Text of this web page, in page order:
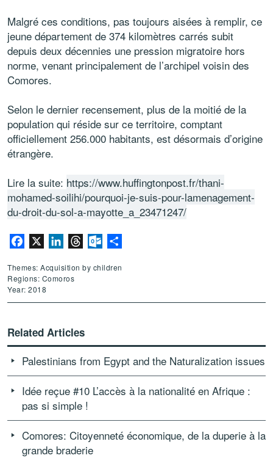
Malgré ces conditions, pas toujours aisées à remplir, ce
jeune département de 374 kilomètres carrés subit
depuis deux décennies une pression migratoire hors
norme, venant principalement de l’archipel voisin des
Comores.
Selon le dernier recensement, plus de la moitié de la
population qui réside sur ce territoire, comptant
officiellement 256.000 habitants, est désormais d’origine
étrangère.
Lire la suite: https://www.huffingtonpost.fr/thani-
mohamed-soilihi/pourquoi-je-suis-pour-lamenagement-
du-droit-du-sol-a-mayotte_a_23471247/
Facebook LinkedInThreadsOutlook.com
Themes: Acquisition by children
Regions: Comoros
Year: 2018
Related Articles
Palestinians from Egypt and the Naturalization issues
Idée reçue #10 L’accès à la nationalité en Afrique :
pas si simple !
Comores: Citoyenneté économique, de la duperie à la
grande braderie